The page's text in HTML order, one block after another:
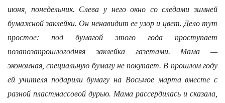
июня, понедельник. Слева у него окно со следами зимней
бумажной заклейки. Он ненавидит ее узор и цвет. Дело тут
простое: под бумагой этого года проступает
позапозапрошлогодняя заклейка газетами. Мама —
экономная, специальную бумагу не покупает. В прошлом году
ей учителя подарили бумагу на Восьмое марта вместе с
разной пластмассовой дурью. Мама рассердилась и сказала,